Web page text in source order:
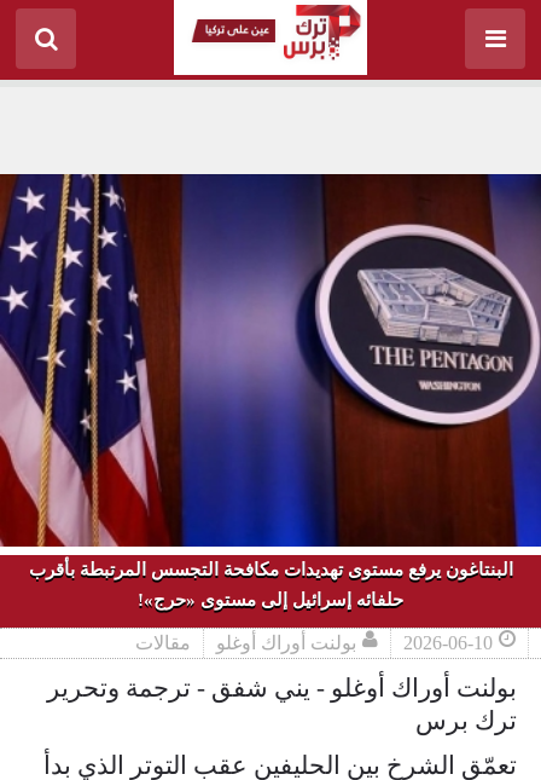
البنتاغون يرفع مستوى تهديدات مكافحة التجسس المرتبطة بأقرب
حلفائه إسرائيل إلى مستوى «حرج»!
2026-06-10 بولنت أوراك أوغلو مقالات
بولنت أوراك أوغلو - يني شفق - ترجمة وتحرير
ترك برس
تعمّق الشرخ بين الحليفين عقب التوتر الذي بدأ